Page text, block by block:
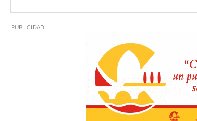
PUBLICIDAD